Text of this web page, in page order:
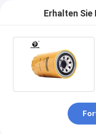
Erhalten Sie